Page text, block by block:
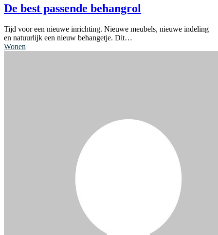
De best passende behangrol
Tijd voor een nieuwe inrichting. Nieuwe meubels, nieuwe indeling
en natuurlijk een nieuw behangetje. Dit…
Wonen